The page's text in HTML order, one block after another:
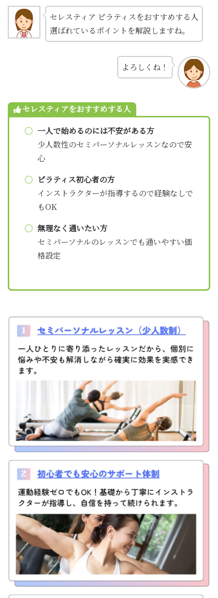
セレスティア ピラティスをおすすめする人
選ばれているポイントを解説しますね。
よろしくね！
セレスティアをおすすめする人
一人で始めるのには不安がある方
少人数性のセミパーソナルレッスンなので安
心
ピラティス初心者の方
インストラクターが指導するので経験なしで
もOK
無理なく通いたい方
セミパーソナルのレッスンでも通いやすい価
格設定